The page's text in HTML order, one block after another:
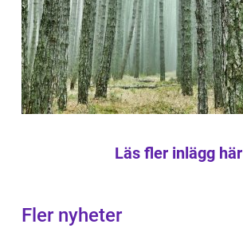
Läs fler inlägg här
Fler nyheter